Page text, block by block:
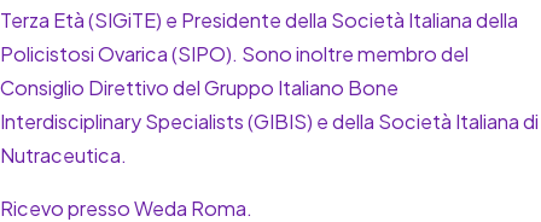
Terza Età (SIGiTE) e Presidente della Società Italiana della
Policistosi Ovarica (SIPO). Sono inoltre membro del
Consiglio Direttivo del Gruppo Italiano Bone
Interdisciplinary Specialists (GIBIS) e della Società Italiana di
Nutraceutica.
Ricevo presso Weda Roma.